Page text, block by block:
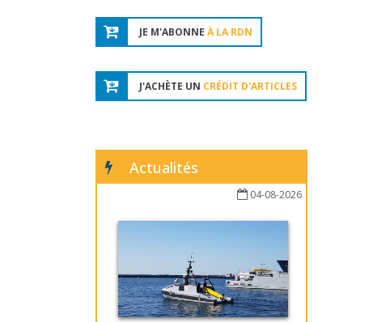
JE M'ABONNE À LA RDN
J'ACHÈTE UN CRÉDIT D'ARTICLES
Actualités
04-08-2026